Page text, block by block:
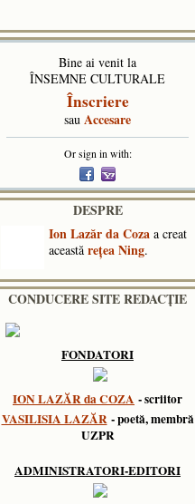
Bine ai venit la
ÎNSEMNE CULTURALE
Înscriere
sau Accesare
Or sign in with:
DESPRE
Ion Lazăr da Coza a creat
această reţea Ning.
CONDUCERE SITE REDACȚIE
FONDATORI
ION LAZĂR da COZA - scriitor
VASILISIA LAZĂR - poetă, membră
UZPR
ADMINISTRATORI-EDITORI